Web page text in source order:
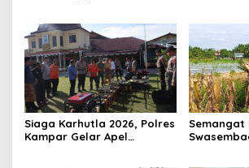
Lingkungan Hidup Kota
Pekanbaru dan Tim Pakar
Siaga Karhutla 2026, Polres
Kampar Gelar Apel
Semangat